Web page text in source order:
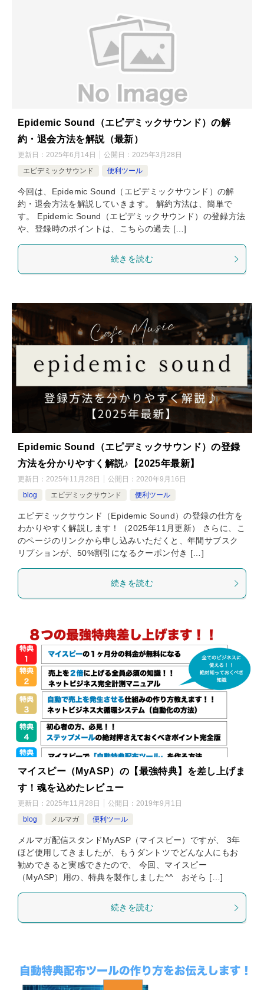
Epidemic Sound（エピデミックサウンド）の解
約・退会方法を解説（最新）
更新日： 2025年6月14日 公開日： 2025年3月28日
エピデミックサウンド
便利ツール
今回は、Epidemic Sound（エピデミックサウンド）の解
約・退会方法を解説していきます。 解約方法は、簡単で
す。 Epidemic Sound（エピデミックサウンド）の登録方法
や、登録時のポイントは、こちらの過去 […]
続きを読む
Epidemic Sound（エピデミックサウンド）の登録
方法を分かりやすく解説♪【2025年最新】
更新日： 2025年11月28日 公開日： 2020年9月16日
blog
エピデミックサウンド 便利ツール
エピデミックサウンド（Epidemic Sound）の登録の仕方を
わかりやすく解説します！（2025年11月更新） さらに、こ
のページのリンクから申し込みいただくと、年間サブスク
リプションが、50%割引になるクーポン付き […]
続きを読む
マイスピー（MyASP）の【最強特典】を差し上げま
す！魂を込めたレビュー
更新日： 2025年11月28日 公開日： 2019年9月1日
blog
メルマガ 便利ツール
メルマガ配信スタンドMyASP（マイスピー）ですが、 3年
ほど使用してきましたが、もうダントツでどんな人にもお
勧めできると実感できたので、 今回、マイスピー
（MyASP）用の、特典を製作しました^^ おそら […]
続きを読む